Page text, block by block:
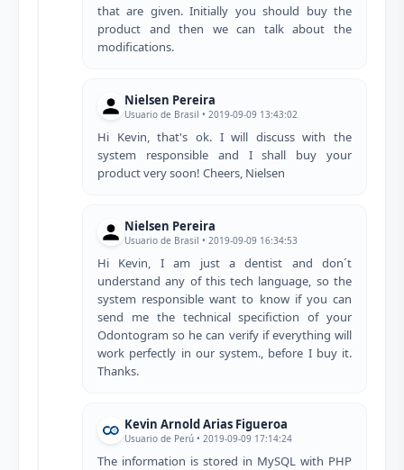
that are given. Initially you should buy the
product and then we can talk about the
modifications.
Nielsen Pereira
Usuario de Brasil • 2019-09-09 13:43:02
Hi Kevin, that's ok. I will discuss with the
system responsible and I shall buy your
product very soon! Cheers, Nielsen
Nielsen Pereira
Usuario de Brasil • 2019-09-09 16:34:53
Hi Kevin, I am just a dentist and don´t
understand any of this tech language, so the
system responsible want to know if you can
send me the technical specifiction of your
Odontogram so he can verify if everything will
work perfectly in our system., before I buy it.
Thanks.
Kevin Arnold Arias Figueroa
Usuario de Perú • 2019-09-09 17:14:24
The information is stored in MySQL with PHP